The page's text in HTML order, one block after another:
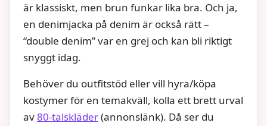
är klassiskt, men brun funkar lika bra. Och ja,
en denimjacka på denim är också rätt –
“double denim” var en grej och kan bli riktigt
snyggt idag.
Behöver du outfitstöd eller vill hyra/köpa
kostymer för en temakväll, kolla ett brett urval
av80-talskläder(annonslänk). Då ser du